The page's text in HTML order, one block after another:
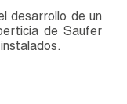
desarrollo de un
de Saufer